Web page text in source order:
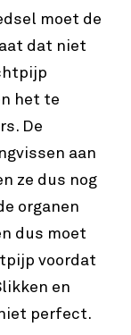
moet de
dat niet
het te
De
aan
ze dus nog
organen
dus moet
voordat
en
perfect.